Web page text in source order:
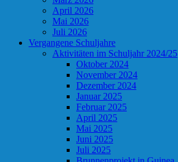
April 2026
Mai 2026
Juli 2026
Vergangene Schuljahre
Aktivitäten im Schuljahr 2024/25
Oktober 2024
November 2024
Dezember 2024
Januar 2025
Februar 2025
April 2025
Mai 2025
Juni 2025
Juli 2025